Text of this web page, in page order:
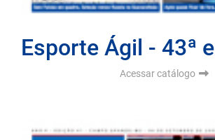
Esporte Ágil - 43ª
Acessar catálogo